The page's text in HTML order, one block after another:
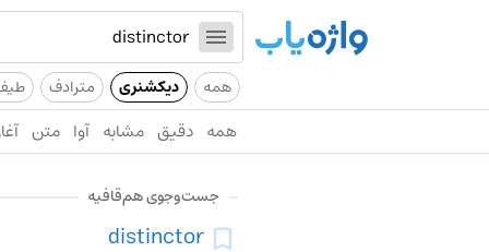
همه دیکشنری مترادف
همه دقیق مشابه آوا متن
جست‌وجوی هم‌قافیه
distinctor